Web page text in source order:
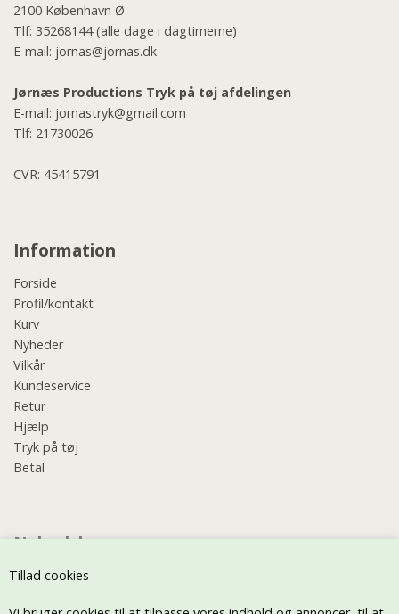
Tillad cookies
2100 København Ø
Tlf: 35268144(alle dage i dagtimerne)
E-mail: jornas@jornas.dk
Jørnæs Productions Tryk på tøj afdelingen
E-mail: jornastryk@gmail.com
Tlf: 21730026
CVR: 45415791
Information
Forside
Profil/kontakt
Kurv
Nyheder
Vilkår
Kundeservice
Retur
Hjælp
Tryk på tøj
Betal
Nyhedsbrev